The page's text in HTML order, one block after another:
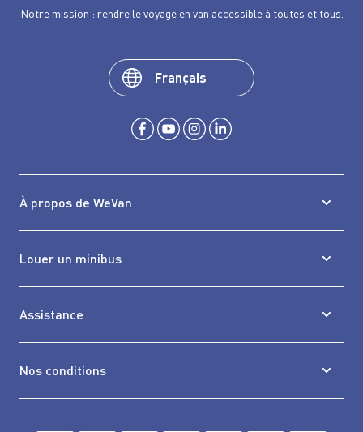
Notre mission : rendre le voyage en van accessible à toutes et tous.
À propos de WeVan
Louer un minibus
Assistance
Nos conditions
Français